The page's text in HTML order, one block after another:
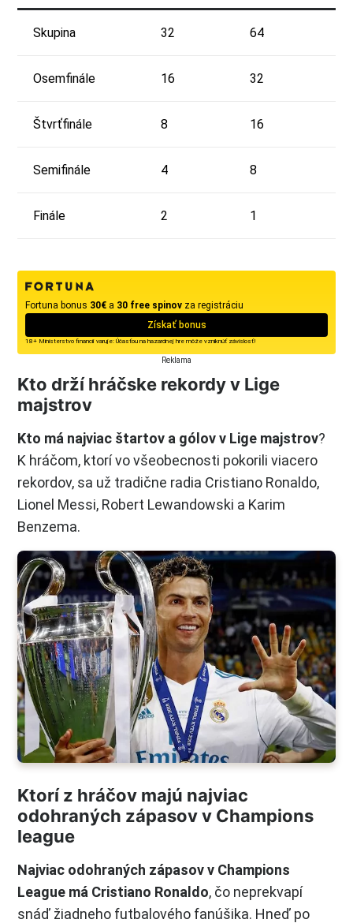
Skupina 32 64
Osemfinále 16 32
Štvrťfinále 8 16
Semifinále 4 8
Finále 2 1
Fortuna bonus 30€ a 30 free spinov za registráciu
Získať bonus
18+ Ministerstvo financií varuje: Účasťou na hazardnej hre môže vzniknúť závislosť!
Reklama
Kto drží hráčske rekordy v Lige
majstrov
Kto má najviac štartov a gólov v Lige majstrov?
K hráčom, ktorí vo všeobecnosti pokorili viacero
rekordov, sa už tradične radia Cristiano Ronaldo,
Lionel Messi, Robert Lewandowski a Karim
Benzema.
Ktorí z hráčov majú najviac
odohraných zápasov v Champions
league
Najviac odohraných zápasov v Champions
League má Cristiano Ronaldo, čo neprekvapí
snáď žiadneho futbalového fanúšika. Hneď po